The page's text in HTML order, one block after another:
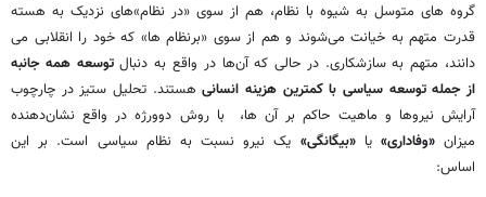
گروه های متوسل به شیوه با نظام، هم از سوی «در نظام»های نزدیک به هسته
قدرت متهم به خیانت می‌شوند و هم از سوی «برنظام ها» که خود را انقلابی می
دانند، متهم به سازشکاری. در حالی که آن‌ها در واقع به دنبالتوسعه همه جانبه
از جمله توسعه سیاسی با کمترین هزینه انسانیهستند. تحلیل ستیز در چارچوب
آرایش نیروها و ماهیت حاکم بر آن ها، با روش دوورژه در واقع نشان‌دهنده
میزان«وفاداری» یا«بیگانگی» یک نیرو نسبت به نظام سیاسی است. بر این
اساس: